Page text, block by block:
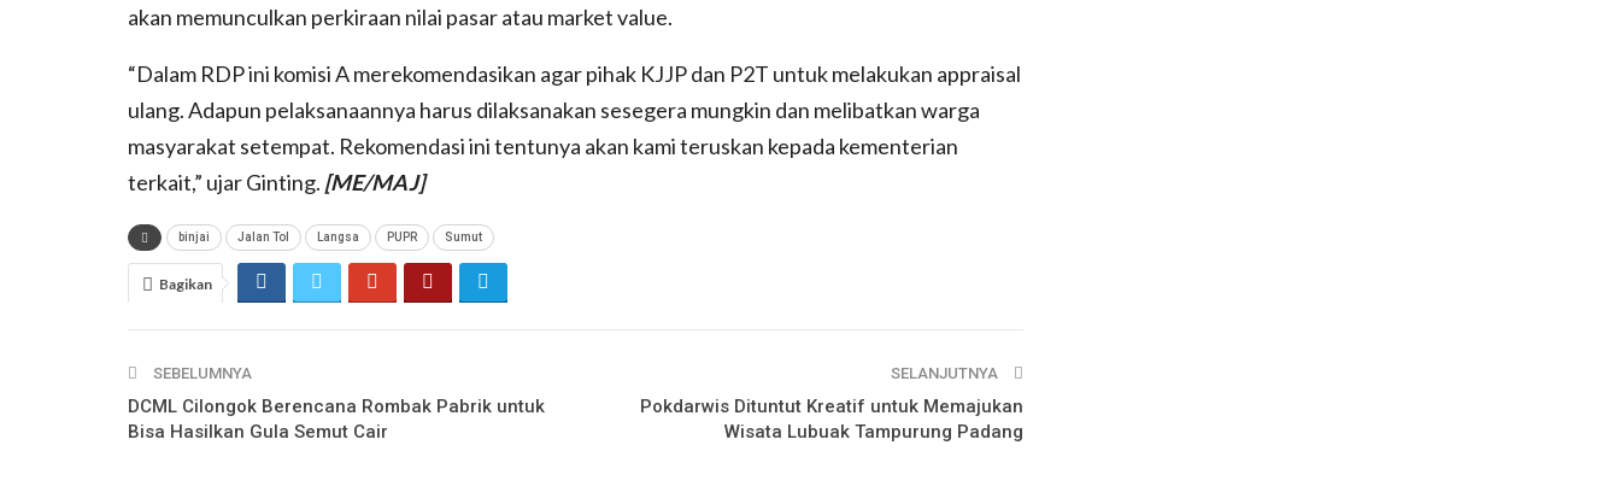
akan memunculkan perkiraan nilai pasar atau market value.
“Dalam RDP ini komisi A merekomendasikan agar pihak KJJP dan P2T untuk melakukan appraisal
ulang. Adapun pelaksanaannya harus dilaksanakan sesegera mungkin dan melibatkan warga
masyarakat setempat. Rekomendasi ini tentunya akan kami teruskan kepada kementerian
terkait,” ujar Ginting. [ME/MAJ]
binjai Jalan Tol Langsa PUPR Sumut
Bagikan
SEBELUMNYA
DCML Cilongok Berencana Rombak Pabrik untuk
Bisa Hasilkan Gula Semut Cair
SELANJUTNYA
Pokdarwis Dituntut Kreatif untuk Memajukan
Wisata Lubuak Tampurung Padang